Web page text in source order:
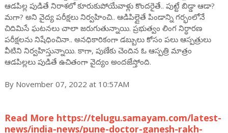
ఆడపిల్ల పుడితే నిరాశలో కూరుకుపోయేవాళ్లు కొందరైతే.. పుట్టే బిడ్డా ఆడా?
మగా? అని వైద్య పరీక్షలు నిర్వహించి.. ఆడిపిల్లైతే పిండాన్ని గర్భంలోనే
చిదిమిసే ఘటనలు చాలా జరుగుతున్నాయి. ప్రభుత్వం లింగ నిర్ధారణ
పరీక్షలను నిషేధించినా.. అనధికారికంగా డబ్బులు కోసం పలు ఆస్పత్రులు
వీటిని నిర్వహిస్తున్నాయి. కాగా, పుణేకు చెందిన ఓ ఆస్పత్రి మాత్రం
ఆడపిల్లలు పుడితే ఉచితంగా వైద్యం అందజేస్తోంది.
By November 07, 2022 at 10:57AM
Read More https://telugu.samayam.com/latest-
news/india-news/pune-doctor-ganesh-rakh-